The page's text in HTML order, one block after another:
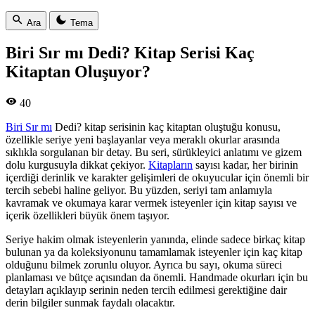
Ara Tema
Biri Sır mı Dedi? Kitap Serisi Kaç
Kitaptan Oluşuyor?
40
Biri Sır mı Dedi? kitap serisinin kaç kitaptan oluştuğu konusu,
özellikle seriye yeni başlayanlar veya meraklı okurlar arasında
sıklıkla sorgulanan bir detay. Bu seri, sürükleyici anlatımı ve gizem
dolu kurgusuyla dikkat çekiyor. Kitapların sayısı kadar, her birinin
içerdiği derinlik ve karakter gelişimleri de okuyucular için önemli bir
tercih sebebi haline geliyor. Bu yüzden, seriyi tam anlamıyla
kavramak ve okumaya karar vermek isteyenler için kitap sayısı ve
içerik özellikleri büyük önem taşıyor.
Seriye hakim olmak isteyenlerin yanında, elinde sadece birkaç kitap
bulunan ya da koleksiyonunu tamamlamak isteyenler için kaç kitap
olduğunu bilmek zorunlu oluyor. Ayrıca bu sayı, okuma süreci
planlaması ve bütçe açısından da önemli. Handmade okurları için bu
detayları açıklayıp serinin neden tercih edilmesi gerektiğine dair
derin bilgiler sunmak faydalı olacaktır.